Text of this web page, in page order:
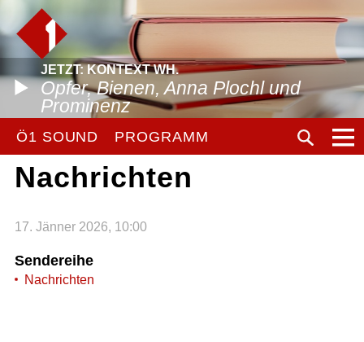
JETZT: KONTEXT WH.
Opfer, Bienen, Anna Plochl und
Prominenz
Ö1 SOUND PROGRAMM
Nachrichten
17. Jänner 2026, 10:00
Sendereihe
Nachrichten